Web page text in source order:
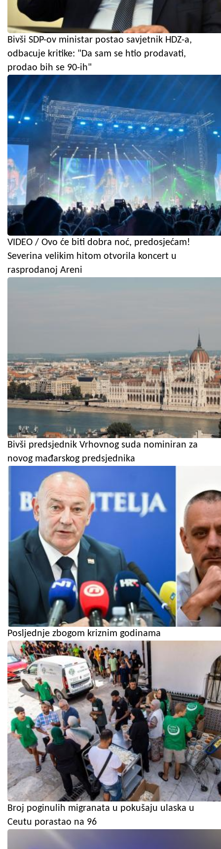
Bivši SDP-ov ministar postao savjetnik HDZ-a,
odbacuje kritike: "Da sam se htio prodavati,
prodao bih se 90-ih"
VIDEO / Ovo će biti dobra noć, predosjećam!
Severina velikim hitom otvorila koncert u
rasprodanoj Areni
Bivši predsjednik Vrhovnog suda nominiran za
novog mađarskog predsjednika
Posljednje zbogom kriznim godinama
Broj poginulih migranata u pokušaju ulaska u
Ceutu porastao na 96